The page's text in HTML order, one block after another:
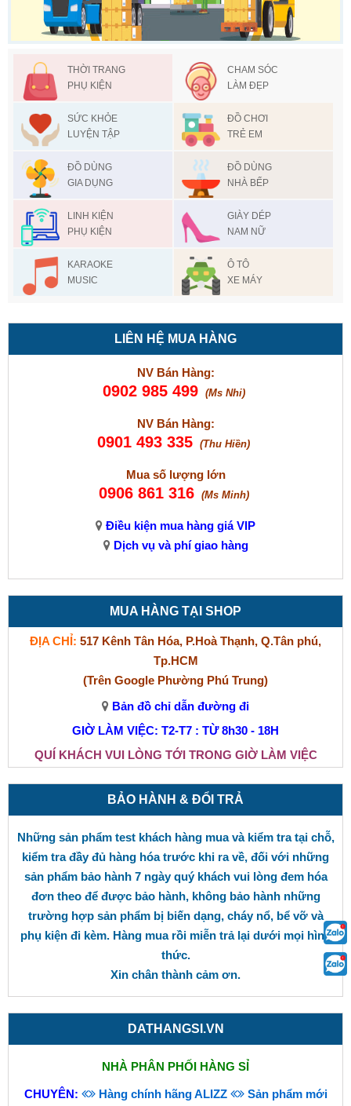
THỜI TRANG
PHỤ KIỆN
CHAM SÓC
LÀM ĐẸP
SỨC KHỎE
LUYỆN TẬP
ĐỒ CHƠI
TRẺ EM
ĐỒ DÙNG
GIA DỤNG
ĐỒ DÙNG
NHÀ BẾP
LINH KIỆN
PHỤ KIỆN
GIÀY DÉP
NAM NỮ
KARAOKE
MUSIC
Ô TÔ
XE MÁY
LIÊN HỆ MUA HÀNG
NV Bán Hàng:
0902 985 499 (Ms Nhi)
NV Bán Hàng:
0901 493 335 (Thu Hiền)
Mua số lượng lớn
0906 861 316 (Ms Minh)
Điều kiện mua hàng giá VIP
Dịch vụ và phí giao hàng
MUA HÀNG TẠI SHOP
ĐỊA CHỈ: 517 Kênh Tân Hóa, P.Hoà Thạnh, Q.Tân phú,
Tp.HCM
(Trên Google Phường Phú Trung)
Bản đồ chỉ dẫn đường đi
GIỜ LÀM VIỆC: T2-T7 : TỪ 8h30 - 18H
QUÍ KHÁCH VUI LÒNG TỚI TRONG GIỜ LÀM VIỆC
BẢO HÀNH & ĐỔI TRẢ
Những sản phẩm test khách hàng mua và kiểm tra tại chỗ,
kiểm tra đầy đủ hàng hóa trước khi ra về, đối với những
sản phẩm bảo hành 7 ngày quý khách vui lòng đem hóa
đơn theo để được bảo hành, không bảo hành những
trường hợp sản phẩm bị biến dạng, cháy nổ, bể vỡ và
phụ kiện đi kèm. Hàng mua rồi miễn trả lại dưới mọi hình
thức.
Xin chân thành cảm ơn.
DATHANGSI.VN
NHÀ PHÂN PHỐI HÀNG SỈ
CHUYÊN: Hàng chính hãng ALIZZ Sản phẩm mới